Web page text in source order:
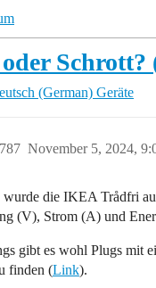
Schrott?
(German) Geräte
November 5, 2024,
787
wurde die IKEA Trådfri
(V), Strom (A) und
gibt es wohl Plugs mit
finden (Link).